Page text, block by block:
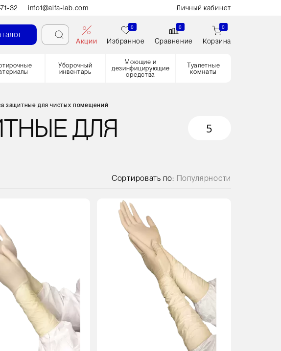
32 info1@alfa-lab.com Личный кабинет
Акции
0
Избранное
0
Сравнение
0
Корзина
Уборочный
инвентарь
Моющие и
дезинфицирующие
средства
Туалетные
комнаты
защитные для чистых помещений
ДЛЯ
5
Сортировать по: Популярности